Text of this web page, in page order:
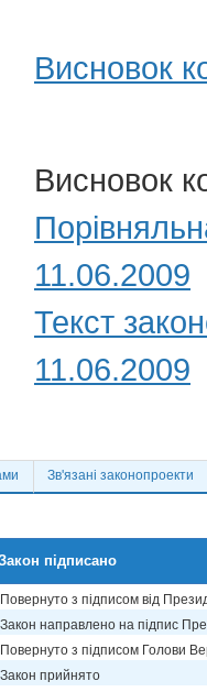
Висновок
Висновок
11.06.2009
Текст
11.06.2009
Зв'язані законопроекти
підписано
Повернуто з підписом від
Закон направлено на підпис
Повернуто з підписом Голови
Закон прийнято